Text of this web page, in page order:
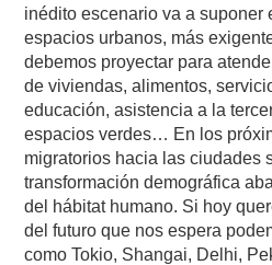
inédito escenario va a suponer
espacios urbanos, más
debemos proyectar para
de viviendas, alimentos,
educación, asistencia a la
espacios verdes… En los
migratorios hacia las ciudades
transformación demográfica
del hábitat humano. Si hoy
del futuro que nos espera
como Tokio, Shangai, Delhi,